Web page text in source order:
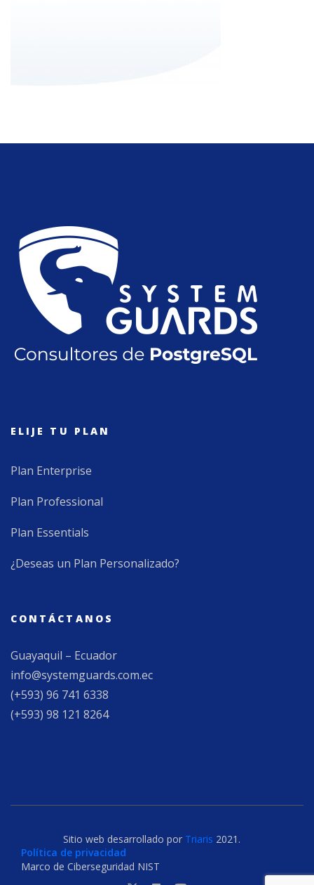
ELIJE TU PLAN
Plan Enterprise
Plan Professional
Plan Essentials
¿Deseas un Plan Personalizado?
CONTÁCTANOS
Guayaquil – Ecuador
info@systemguards.com.ec
(+593) 96 741 6338
(+593) 98 121 8264
Sitio web desarrollado por Triaris 2021.
Política de privacidad
Marco de Ciberseguridad NIST